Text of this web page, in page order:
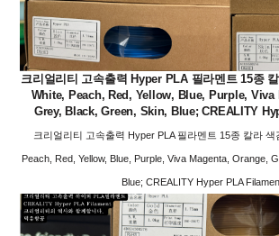
크리얼리티 고속출력 Hyper PLA 필라멘트 15종
White, Peach, Red, Yellow, Blue, Purple, Viva
Grey, Black, Green, Skin, Blue; CREALITY
크리얼리티 고속출력 Hyper PLA 필라멘트 15종 칼라 색
Peach, Red, Yellow, Blue, Purple, Viva Magenta, Orange,
Blue; CREALITY Hyper PLA